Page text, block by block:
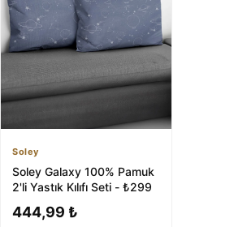
Soley
Soley Galaxy 100% Pamuk
2'li Yastık Kılıfı Seti - ₺299
444,99 ₺